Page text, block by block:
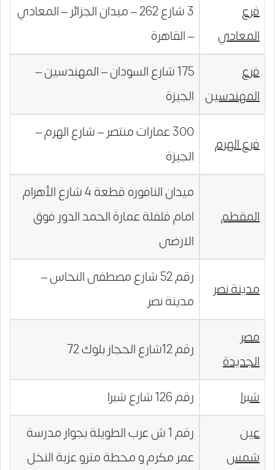
فرع
المعادي
3 شارع 262 – ميدان الجزائر – المعادي
– القاهرة
فرع
المهندسين
175 شارع السودان – المهندسين –
الجيزة
فرع الهرم
300 عمارات منتصر – شارع الهرم –
الجيزة
المقطم
ميدان النافوره قطعة 4 شارع الأهرام
امام فلفلة عمارة الحمد الدور فوق
الارضى
مدينة نصر
رقم 52 شارع مصطفى النحاس –
مدينة نصر
مصر
الجديدة
رقم 12شارع الحجاز بلوك 72
شبرا
رقم 126 شارع شبرا
عين
شمس
رقم 1 ش عرب الطويلة بجوار مدرسة
عمر مكرم و محطة مترو عزبة النخل